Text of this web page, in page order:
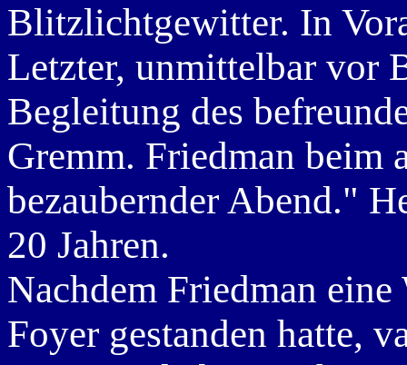
Blitzlichtgewitter. In
Letzter, unmittelbar vor
Begleitung des
Gremm. Friedman beim
bezaubernder Abend."
20 Jahren.
Nachdem Friedman
Foyer gestanden hatte,